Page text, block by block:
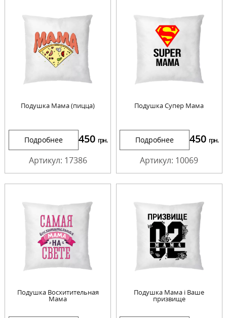
Подушка Мама (пицца)
Подробнее 450 грн.
Артикул: 17386
Подушка Супер Мама
Подробнее 450 грн.
Артикул: 10069
Подушка Восхитительная
Мама
Подушка Мама і Ваше
призвище